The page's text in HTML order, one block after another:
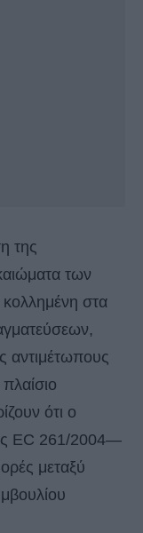
της
των
στα
αντιμέτωπους
ότι ο
EC 261/2004—
μεταξύ